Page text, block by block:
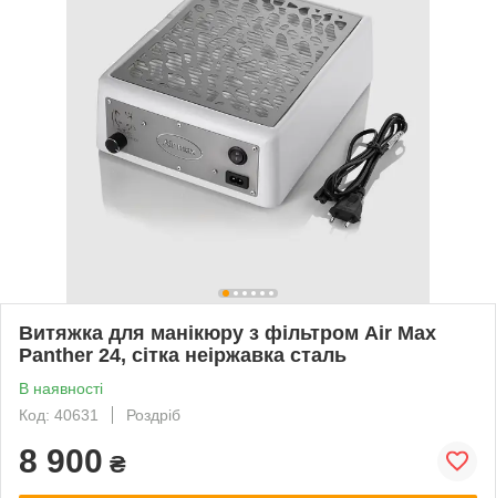
Витяжка для манікюру з фільтром Air Max
Panther 24, сітка неіржавка сталь
В наявності
Код: 40631
Роздріб
8 900 ₴